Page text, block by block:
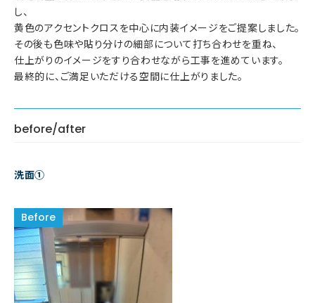
し、
黄色のアクセントクロスを中心に内装イメージをご提案しました。
その後も色味や貼り分けの細部について打ち合わせを重ね、
仕上がりのイメージをすり合わせながら工事を進めています。
最終的に、ご満足いただける空間に仕上がりました。
before/after
洗面①